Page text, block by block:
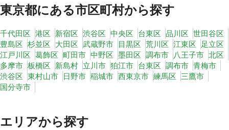
東京都にある市区町村から探す
千代田区 港区 新宿区 渋谷区 中央区 台東区 品川区 世田谷区
豊島区 杉並区 大田区 武蔵野市 目黒区 荒川区 江東区 足立区
江戸川区 葛飾区 町田市 中野区 墨田区 調布市 八王子市 北区
多摩市 板橋区 新島村 立川市 狛江市 台東区 調布市 青梅市
渋谷区 東村山市 日野市 稲城市 西東京市 練馬区 三鷹市
国分寺市
エリアから探す